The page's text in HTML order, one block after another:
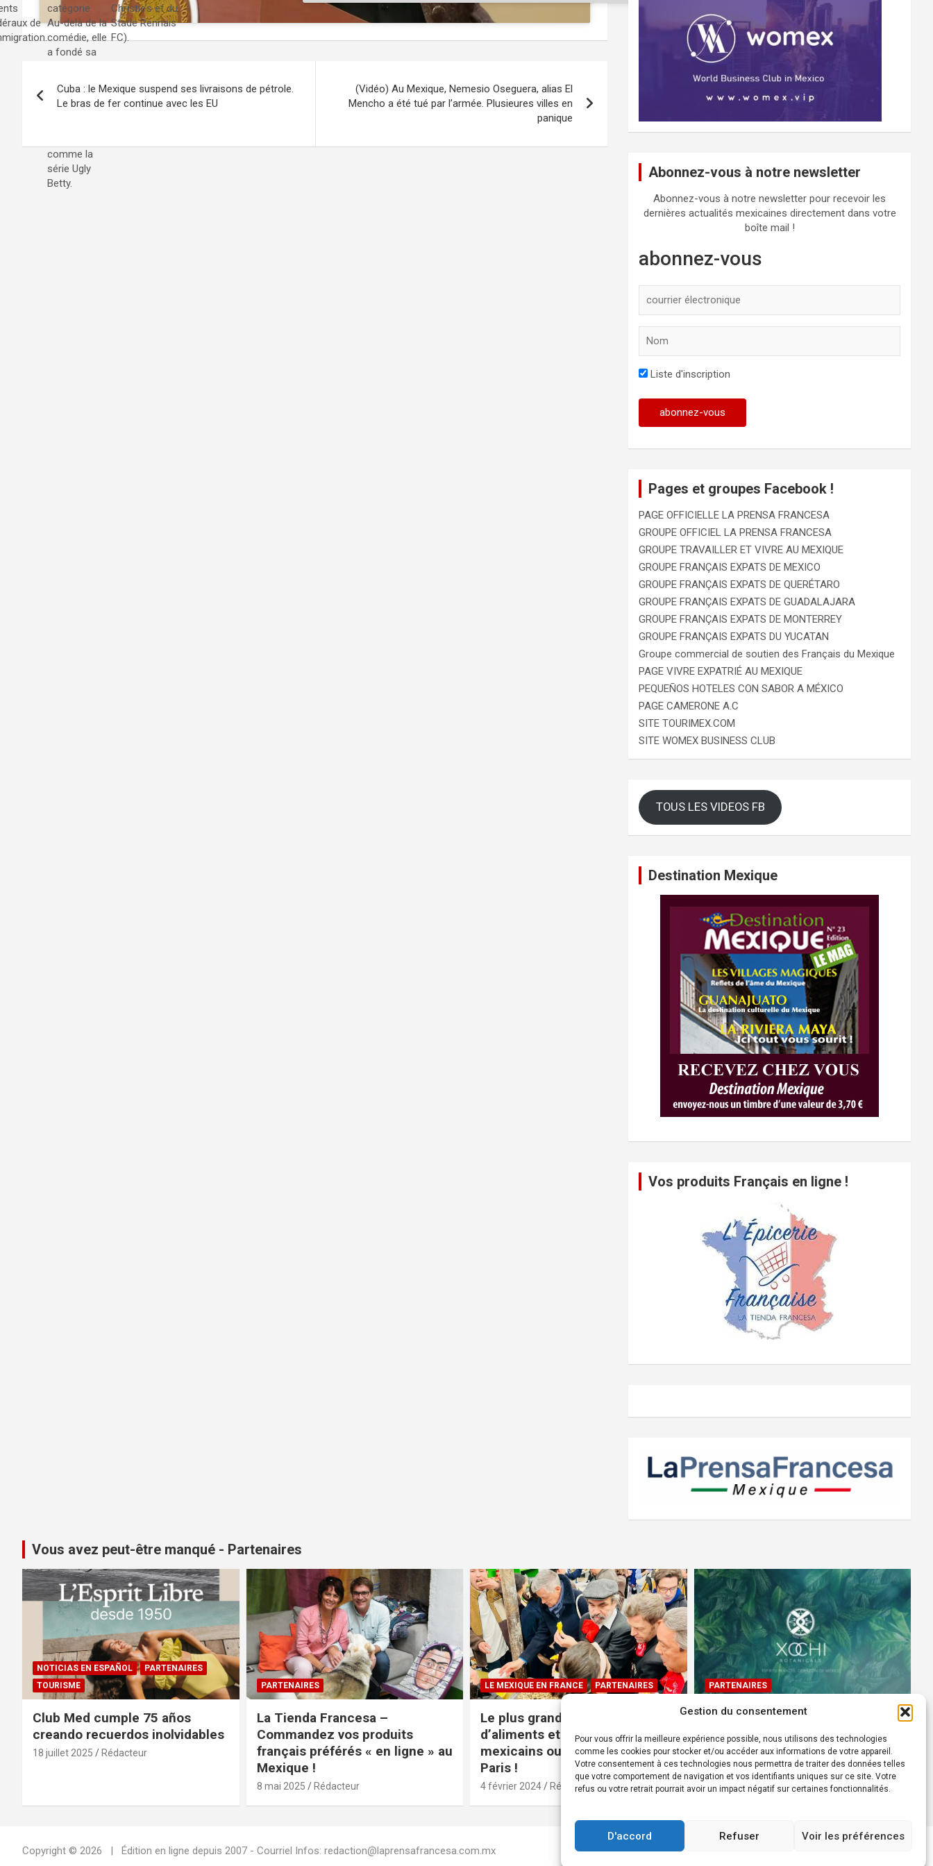
Gestion du consentement
Pour vous offrir la meilleure expérience possible, nous utilisons des technologies
comme les cookies pour stocker et/ou accéder aux informations de votre appareil.
Votre consentement à ces technologies nous permettra de traiter des données telles
que votre comportement de navigation et vos identifiants uniques sur ce site. Votre
refus ou votre retrait pourrait avoir un impact négatif sur certaines fonctionnalités.
D'accord Refuser Voir les préférences
de
catégorie.
Au-delà de la
comédie, elle
a fondé sa
production,
Ventanazul,
comme la
série Ugly
Betty.
Christie’s et du
Stade Rennais
FC).
de
Cuba : le Mexique suspend ses livraisons de pétrole.
Le bras de fer continue avec les EU
(Vidéo) Au Mexique, Nemesio Oseguera, alias El
Mencho a été tué par l’armée. Plusieures villes en
panique
Abonnez-vous à notre newsletter
Abonnez-vous à notre newsletter pour recevoir les
dernières actualités mexicaines directement dans votre
boîte mail !
abonnez-vous
Liste d'inscription
Pages et groupes Facebook !
PAGE OFFICIELLE LA PRENSA FRANCESA
GROUPE OFFICIEL LA PRENSA FRANCESA
GROUPE TRAVAILLER ET VIVRE AU MEXIQUE
GROUPE FRANÇAIS EXPATS DE MEXICO
GROUPE FRANÇAIS EXPATS DE QUERÉTARO
GROUPE FRANÇAIS EXPATS DE GUADALAJARA
GROUPE FRANÇAIS EXPATS DE MONTERREY
GROUPE FRANÇAIS EXPATS DU YUCATAN
Groupe commercial de soutien des Français du Mexique
PAGE VIVRE EXPATRIÉ AU MEXIQUE
PEQUEÑOS HOTELES CON SABOR A MÉXICO
PAGE CAMERONE A.C
SITE TOURIMEX.COM
SITE WOMEX BUSINESS CLUB
TOUS LES VIDEOS FB
Destination Mexique
Vos produits Français en ligne !
Vous avez peut-être manqué - Partenaires
NOTICIAS EN ESPAÑOL
PARTENAIRES
TOURISME
Club Med cumple 75 años
creando recuerdos inolvidables
18 juillet 2025 Rédacteur
PARTENAIRES
La Tienda Francesa –
Commandez vos produits
français préférés « en ligne » au
Mexique !
8 mai 2025 Rédacteur
LE MEXIQUE EN FRANCE PARTENAIRES
Le plus grand magasin
d’aliments et produits
mexicains ouvre ses portes à
Paris !
4 février 2024 Rédacteur
PARTENAIRES
Devenez Ambassadeur XOCHI
BOTANICALS – « El espíritu
francés con corazón de
México! »
24 août 2022 Rédacteur
Copyright © 2026 Édition en ligne depuis 2007 - Courriel Infos: redaction@laprensafrancesa.com.mx